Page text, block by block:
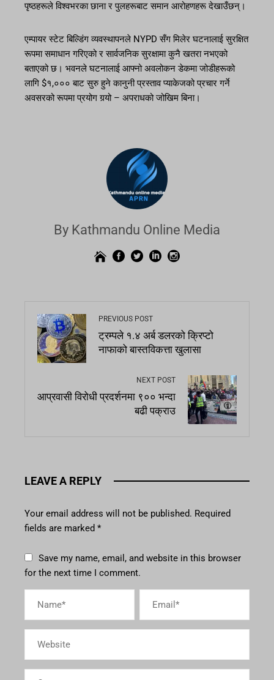
पृष्ठहरूले विश्वभरका छाना र पुलहरूबाट समान आरोहणहरू देखाउँछन्।
एम्पायर स्टेट बिल्डिंग व्यवस्थापनले NYPD सँग मिलेर घटनालाई सुरक्षित
रूपमा समाधान गरिएको र सार्वजनिक सुरक्षामा कुनै खतरा नभएको
बताएको छ। भवनले घटनालाई आफ्नो अवलोकन डेकमा जोडीहरूको
लागि $१,००० बाट सुरु हुने कानुनी प्रस्ताव प्याकेजको प्रचार गर्ने
अवसरको रूपमा प्रयोग गर्‍यो – अपराधको जोखिम बिना।
By Kathmandu Online Media
PREVIOUS POST
ट्रम्पले १.४ अर्ब डलरको क्रिप्टो
नाफाको बास्तविकत्ता खुलासा
NEXT POST
आप्रवासी विरोधी प्रदर्शनमा ९०० भन्दा
बढी पक्राउ
LEAVE A REPLY
Your email address will not be published. Required
fields are marked *
Save my name, email, and website in this browser
for the next time I comment.